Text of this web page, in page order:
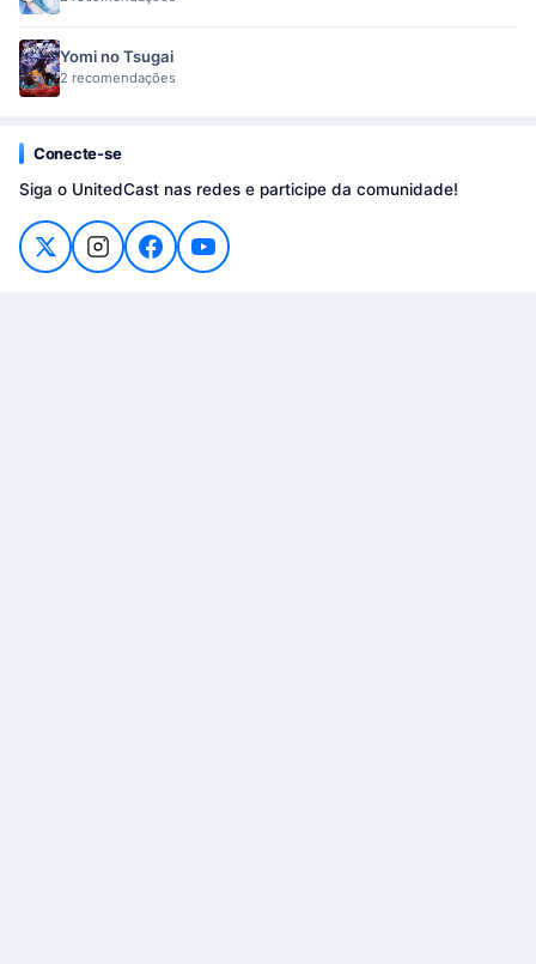
Yomi no Tsugai
2 recomendações
Conecte-se
Siga o UnitedCast nas redes e participe da comunidade!